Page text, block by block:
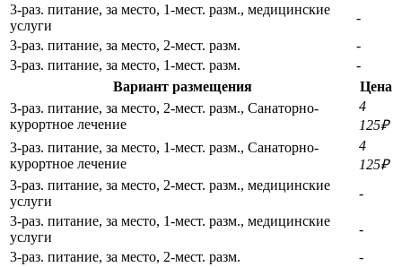
3-раз. питание, за место, 1-мест. разм., медицинские
услуги
-
3-раз. питание, за место, 2-мест. разм.
-
3-раз. питание, за место, 1-мест. разм.
-
Вариант размещения
Цена
3-раз. питание, за место, 2-мест. разм., Санаторно-
курортное лечение
4
125₽
3-раз. питание, за место, 1-мест. разм., Санаторно-
курортное лечение
4
125₽
3-раз. питание, за место, 2-мест. разм., медицинские
услуги
-
3-раз. питание, за место, 1-мест. разм., медицинские
услуги
-
3-раз. питание, за место, 2-мест. разм.
-